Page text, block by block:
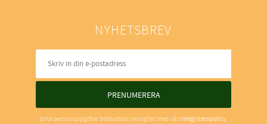
NYHETSBREV
PRENUMERERA
Dina personuppgifter behandlas i enlighet med vår integritetspolicy.